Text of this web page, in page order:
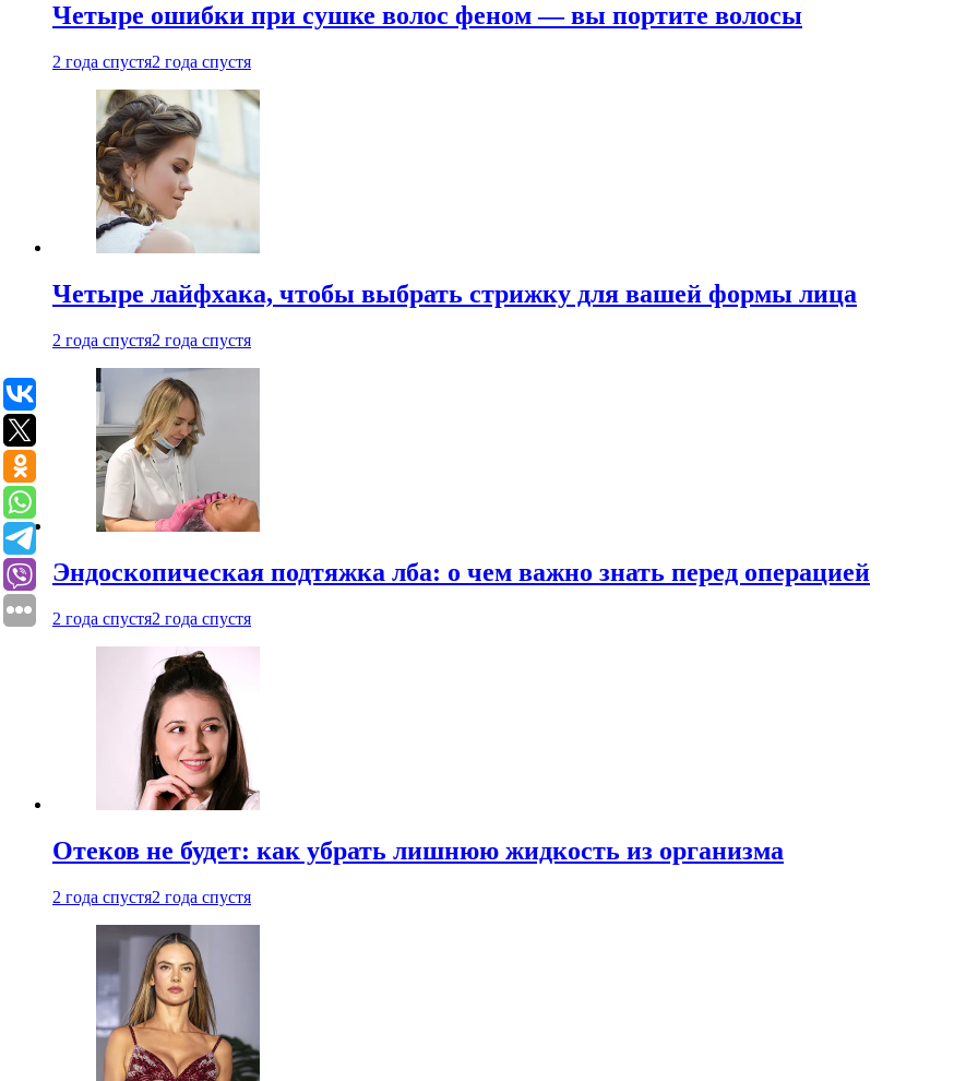
Четыре ошибки при сушке волос феном — вы портите волосы
2 года спустя2 года спустя
Четыре лайфхака, чтобы выбрать стрижку для вашей формы лица
2 года спустя2 года спустя
Эндоскопическая подтяжка лба: о чем важно знать перед операцией
2 года спустя2 года спустя
Отеков не будет: как убрать лишнюю жидкость из организма
2 года спустя2 года спустя